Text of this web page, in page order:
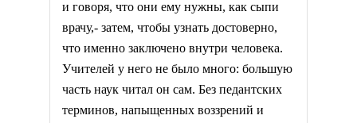
и говоря, что они ему нужны, как сыпи
врачу,- затем, чтобы узнать достоверно,
что именно заключено внутри человека.
Учителей у него не было много: большую
часть наук читал он сам. Без педантских
терминов, напыщенных воззрений и